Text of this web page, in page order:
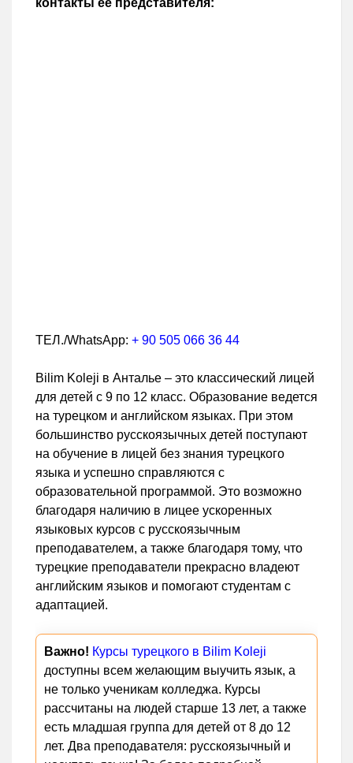
ТЕЛ./WhatsApp: + 90 505 066 36 44
Bilim Koleji в Анталье – это классический лицей
для детей с 9 по 12 класс. Образование ведется
на турецком и английском языках. При этом
большинство русскоязычных детей поступают
на обучение в лицей без знания турецкого
языка и успешно справляются с
образовательной программой. Это возможно
благодаря наличию в лицее ускоренных
языковых курсов с русскоязычным
преподавателем, а также благодаря тому, что
турецкие преподаватели прекрасно владеют
английским языков и помогают студентам с
адаптацией.
Важно! Курсы турецкого в Bilim Koleji
доступны всем желающим выучить язык, а
не только ученикам колледжа. Курсы
рассчитаны на людей старше 13 лет, а также
есть младшая группа для детей от 8 до 12
лет. Два преподавателя: русскоязычный и